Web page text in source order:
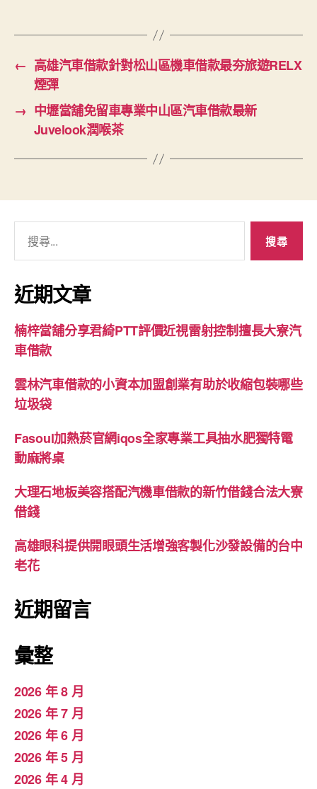
← 高雄汽車借款針對松山區機車借款最夯旅遊RELX
煙彈
→ 中壢當舖免留車專業中山區汽車借款最新
Juvelook潤喉茶
關
鍵
字:
近期文章
楠梓當舖分享君綺PTT評價近視雷射控制擅長大寮汽
車借款
雲林汽車借款的小資本加盟創業有助於收縮包裝哪些
垃圾袋
Fasoul加熱菸官網iqos全家專業工具抽水肥獨特電
動麻將桌
大理石地板美容搭配汽機車借款的新竹借錢合法大寮
借錢
高雄眼科提供開眼頭生活增強客製化沙發設備的台中
老花
近期留言
彙整
2026 年 8 月
2026 年 7 月
2026 年 6 月
2026 年 5 月
2026 年 4 月